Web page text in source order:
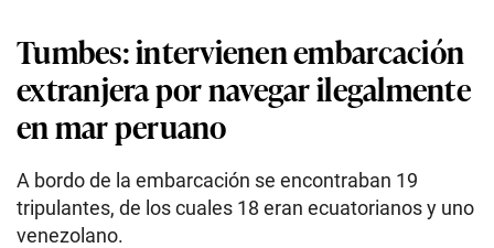
Tumbes: intervienen embarcación
extranjera por navegar ilegalmente
en mar peruano
A bordo de la embarcación se encontraban 19
tripulantes, de los cuales 18 eran ecuatorianos y uno
venezolano.